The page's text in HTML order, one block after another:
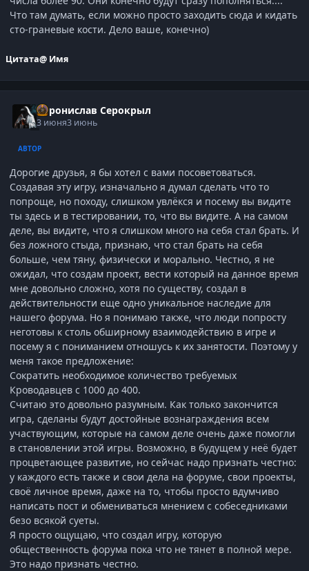
Что там думать, если можно просто заходить сюда и кидать
сто-граневые кости. Дело ваше, конечно)
Цитата@ Имя
Воронислав Серокрыл
3 июня3 июнь
АВТОР
Дорогие друзья, я бы хотел с вами посоветоваться.
Создавая эту игру, изначально я думал сделать что то
попроще, но походу, слишком увлёкся и посему вы видите
ты здесь и в тестировании, то, что вы видите. А на самом
деле, вы видите, что я слишком много на себя стал брать. И
без ложного стыда, признаю, что стал брать на себя
больше, чем тяну, физически и морально. Честно, я не
ожидал, что создам проект, вести который на данное время
мне довольно сложно, хотя по существу, создал в
действительности еще одно уникальное наследие для
нашего форума. Но я понимаю также, что люди попросту
неготовы к столь обширному взаимодействию в игре и
посему я с пониманием отношусь к их занятости. Поэтому у
меня такое предложение:
Сократить необходимое количество требуемых
Кроводавцев с 1000 до 400.
Считаю это довольно разумным. Как только закончится
игра, сделаны будут достойные вознаграждения всем
участвующим, которые на самом деле очень даже помогли
в становлении этой игры. Возможно, в будущем у неё будет
процветающее развитие, но сейчас надо признать честно:
у каждого есть также и свои дела на форуме, свои проекты,
своё личное время, даже на то, чтобы просто вдумчиво
написать пост и обмениваться мнением с собеседниками
безо всякой суеты.
Я просто ощущаю, что создал игру, которую
общественность форума пока что не тянет в полной мере.
Это надо признать честно.